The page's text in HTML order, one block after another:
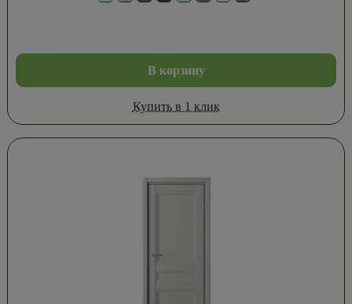
В корзину
Купить в 1 клик